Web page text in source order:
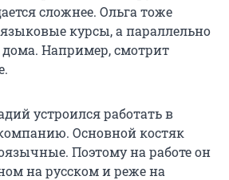
сложнее. Ольга тоже
курсы, а параллельно
дома. Например, смотрит
устроился работать в
Основной костяк
Поэтому на работе он
на русском и реже на